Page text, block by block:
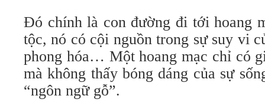
Đó chính là con đường đi tới hoang
tộc, nó có cội nguồn trong sự suy vi
phong hóa… Một hoang mạc chỉ có
mà không thấy bóng dáng của sự
“ngôn ngữ gỗ”.